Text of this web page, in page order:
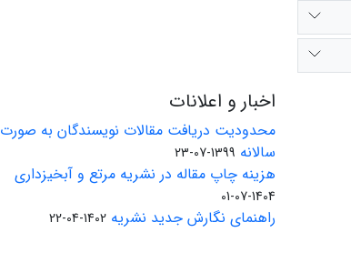
اخبار و اعلانات
محدودیت دریافت مقالات نویسندگان به صورت
سالانه 1399-07-23
هزینه چاپ مقاله در نشریه مرتع و آبخیزداری
1404-07-01
راهنمای نگارش جدید نشریه 1402-04-22